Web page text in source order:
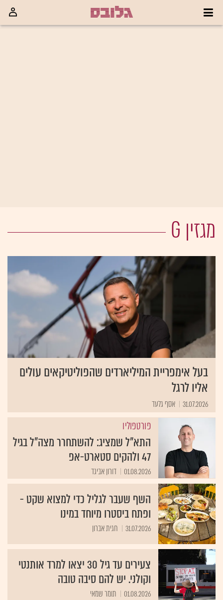
מגזין G
בעל אימפריית המיליארדים שהפוליטיקאים עולים
אליו לרגל
31.07.2026 אסף גלעד
פורטפוליו
התא"ל שמציג: להשתחרר מצה"ל בגיל
47 ולהקים סטארט-אפ
01.08.2026 דורון אביגד
השף שעבר לגליל כדי למצוא שקט -
ופתח ביסטרו מיוחד במינו
31.07.2026 חגית אברון
צעירים עד גיל 30 יצאו למרד אותנטי
וקולני. יש להם סיבה טובה
01.08.2026 תומר שמאי